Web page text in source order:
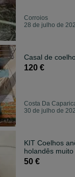
Corroios
28 de julho de
Casal de
120 €
Costa Da
30 de julho de
KIT Coelhos
holandês
50 €